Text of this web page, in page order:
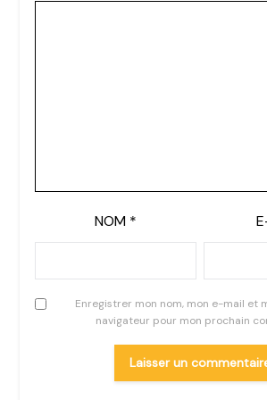
NOM *
Enregistrer mon nom, mon e-mail et
navigateur pour mon prochain